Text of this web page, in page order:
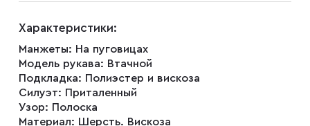
Бабочки
Подтяжки
Характеристики:
Манжеты: На пуговицах
Модель рукава: Втачной
Подкладка: Полиэстер и вискоза
Силуэт: Приталенный
Узор: Полоска
Материал: Шерсть. Вискоза